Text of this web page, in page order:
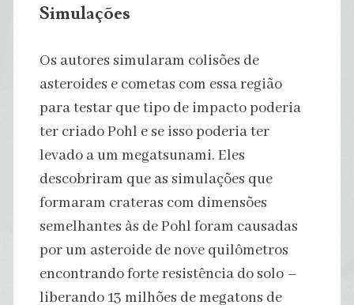
Simulações
Os autores simularam colisões de
asteroides e cometas com essa região
para testar que tipo de impacto poderia
ter criado Pohl e se isso poderia ter
levado a um megatsunami. Eles
descobriram que as simulações que
formaram crateras com dimensões
semelhantes às de Pohl foram causadas
por um asteroide de nove quilômetros
encontrando forte resistência do solo –
liberando 13 milhões de megatons de